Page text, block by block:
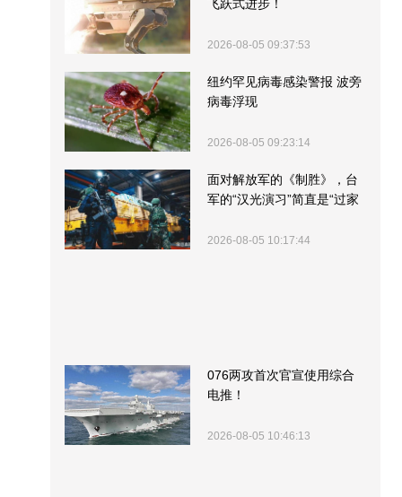
飞跃式进步！
2026-08-05 09:37:53
纽约罕见病毒感染警报 波旁
病毒浮现
2026-08-05 09:23:14
面对解放军的《制胜》，台
军的“汉光演习”简直是“过家
2026-08-05 10:17:44
076两攻首次官宣使用综合
电推！
2026-08-05 10:46:13